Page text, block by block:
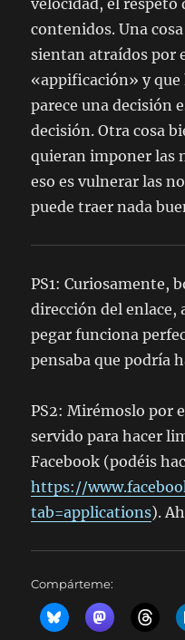
contenidos. Una
sientan atraídos por
«appificación» y que
parece una decisión
decisión. Otra cosa
quieran imponer las
eso es vulnerar las
puede traer nada
PS1: Curiosamente,
dirección del enlace,
pegar funciona
pensaba que podría
PS2: Mirémoslo por
servido para hacer
Facebook (podéis
https://
tab=applications).
Compárteme: